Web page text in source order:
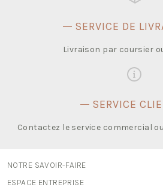
SERVICE DE
Livraison par coursier
SERVICE
Contactez le service commercial
NOTRE SAVOIR-FAIRE
ESPACE ENTREPRISE